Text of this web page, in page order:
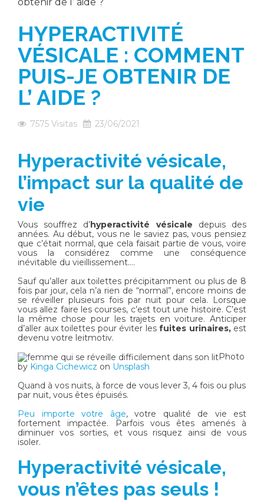
HYPERACTIVITÉ
VÉSICALE : COMMENT
PUIS-JE OBTENIR DE
L’ AIDE ?
7575 Visitas 23/06/2021
Hyperactivité vésicale,
l’impact sur la qualité de
vie
Vous souffrez d’hyperactivité vésicale depuis des
années. Au début, vous ne le saviez pas, vous pensiez
que c’était normal, que cela faisait partie de vous, voire
vous la considérez comme une conséquence
inévitable du vieillissement.…
Sauf qu’aller aux toilettes précipitamment ou plus de 8
fois par jour, cela n’a rien de “normal”, encore moins de
se réveiller plusieurs fois par nuit pour cela. Lorsque
vous allez faire les courses, c’est tout une histoire. C’est
la même chose pour les trajets en voiture. Anticiper
d’aller aux toilettes pour éviter les fuites urinaires,est
devenu votre leitmotiv.
Photo
by Kinga Cichewicz on Unsplash
Quand à vos nuits, à force de vous lever 3, 4 fois ou plus
par nuit, vous êtes épuisés.
Peu importe votre âge, votre qualité de vie est
fortement impactée. Parfois vous êtes amenés à
diminuer vos sorties, et vous risquez ainsi de vous
isoler.
Hyperactivité vésicale,
vous n’êtes pas seuls !